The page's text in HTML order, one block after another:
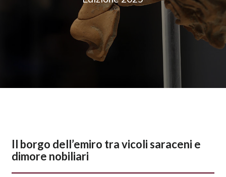
Il borgo dell’emiro tra vicoli saraceni e
dimore nobiliari